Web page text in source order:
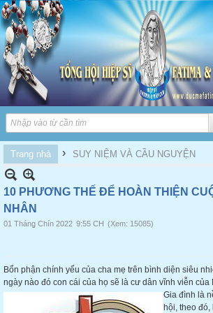
Trang nhà › SUY NIỆM VÀ CẦU NGUYỆN
10 PHƯƠNG THẾ ĐỂ HOÀN THIỆN
NHÂN
01 Tháng Chín 2022 9:55 CH (Xem: 15085)
Bổn phận chính yếu của cha mẹ trên bình diện siêu
ngày nào đó con cái của họ sẽ là cư dân vĩnh viễn của
Gia đình là
hội, theo